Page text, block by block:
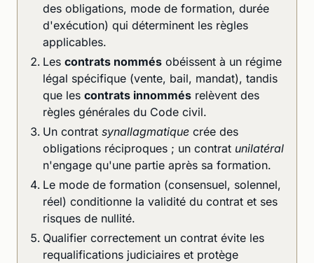
des obligations, mode de formation, durée
d'exécution) qui déterminent les règles
applicables.
Les contrats nommés obéissent à un régime
légal spécifique (vente, bail, mandat), tandis
que les contrats innommés relèvent des
règles générales du Code civil.
Un contrat synallagmatique crée des
obligations réciproques ; un contrat unilatéral
n'engage qu'une partie après sa formation.
Le mode de formation (consensuel, solennel,
réel) conditionne la validité du contrat et ses
risques de nullité.
Qualifier correctement un contrat évite les
requalifications judiciaires et protège